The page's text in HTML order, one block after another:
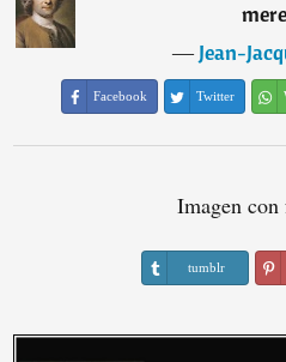
―Jean-
Facebook Twitter
Imagen con
tumblr